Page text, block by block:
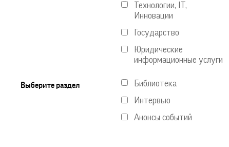
Технологии, IT,
Инновации
Государство
Юридические
информационные услуги
Выберите раздел
Библиотека
Интервью
Анонсы событий